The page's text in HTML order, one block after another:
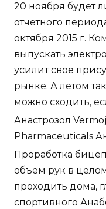
20 ноября будет
отчетного
октября 2015 г.
выпускать
усилит свое
рынке. А летом
можно сходить,
Анастрозол
Pharmaceuticals
Проработка
объем рук в
проходить дома,
спортивного